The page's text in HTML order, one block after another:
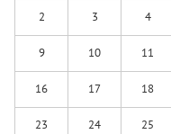
2 3 4
9 10 11
16 17 18
23 24 25